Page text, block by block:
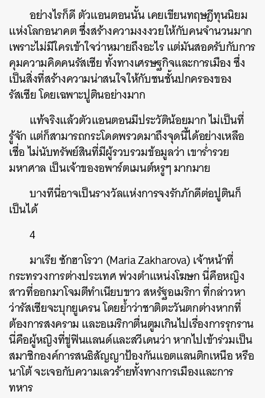
อย่างไรก็ดี ตัวแอนตอนนั้น เคยเขียนทฤษฎีทุนนิยม
แห่งโลกอนาคต ซึ่งสร้างความงงงวยให้กับคนจำนวนมาก
เพราะไม่มีใครเข้าใจว่าหมายถึงอะไร แต่มันสอดรับกับการ
คุมความคิดคนรัสเซีย ทั้งทางเศรษฐกิจและการเมือง ซึ่ง
เป็นสิ่งที่สร้างความน่าสนใจให้กับชนชั้นปกครองของ
รัสเซีย โดยเฉพาะปูตินอย่างมาก
แท้จริงแล้วตัวแอนตอนมีประวัติน้อยมาก ไม่เป็นที่
รู้จัก แต่ก็สามารถกระโดดพรวดมาถึงจุดนี้ได้อย่างเหลือ
เชื่อ ไม่นับทรัพย์สินที่มีผู้รวบรวมข้อมูลว่า เขาร่ำรวย
มหาศาล เป็นเจ้าของอพาร์ตเมนต์หรูๆ มากมาย
บางทีนี่อาจเป็นรางวัลแห่งการจงรักภักดีต่อปูตินก็
เป็นได้
4
มาเรีย ซักฮาโรวา (Maria Zakharova) เจ้าหน้าที่
กระทรวงการต่างประเทศ พ่วงตำแหน่งโฆษก นี่คือหญิง
สาวที่ออกมาโจมตีทำเนียบขาว สหรัฐอเมริกา ที่กล่าวหา
ว่ารัสเซียจะบุกยูเครน โดยย้ำว่าชาติตะวันตกต่างหากที่
ต้องการสงคราม และอเมริกาตื่นตูมเกินไปเรื่องการรุกราน
นี่คือผู้หญิงที่ขู่ฟินแลนด์และสวีเดนว่า หากไปเข้าร่วมเป็น
สมาชิกองค์การสนธิสัญญาป้องกันแอตแลนติกเหนือ หรือ
นาโต้ จะเจอกับความเลวร้ายทั้งทางการเมืองและการ
ทหาร